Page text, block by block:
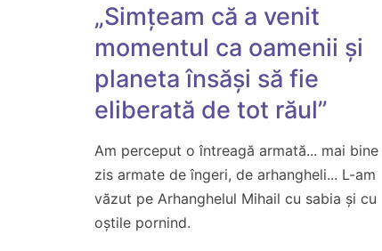
„Simțeam că a venit
momentul ca oamenii și
planeta însăși să fie
eliberată de tot răul”
Am perceput o întreagă armată... mai bine
zis armate de îngeri, de arhangheli... L-am
văzut pe Arhanghelul Mihail cu sabia și cu
oștile pornind.